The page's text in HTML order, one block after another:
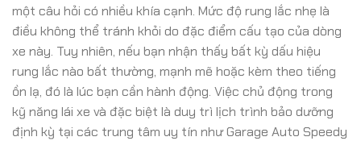
một câu hỏi có nhiều khía cạnh. Mức độ rung lắc nhẹ là
điều không thể tránh khỏi do đặc điểm cấu tạo của dòng
xe này. Tuy nhiên, nếu bạn nhận thấy bất kỳ dấu hiệu
rung lắc nào bất thường, mạnh mẽ hoặc kèm theo tiếng
ồn lạ, đó là lúc bạn cần hành động. Việc chủ động trong
kỹ năng lái xe và đặc biệt là duy trì lịch trình bảo dưỡng
định kỳ tại các trung tâm uy tín như Garage Auto Speedy